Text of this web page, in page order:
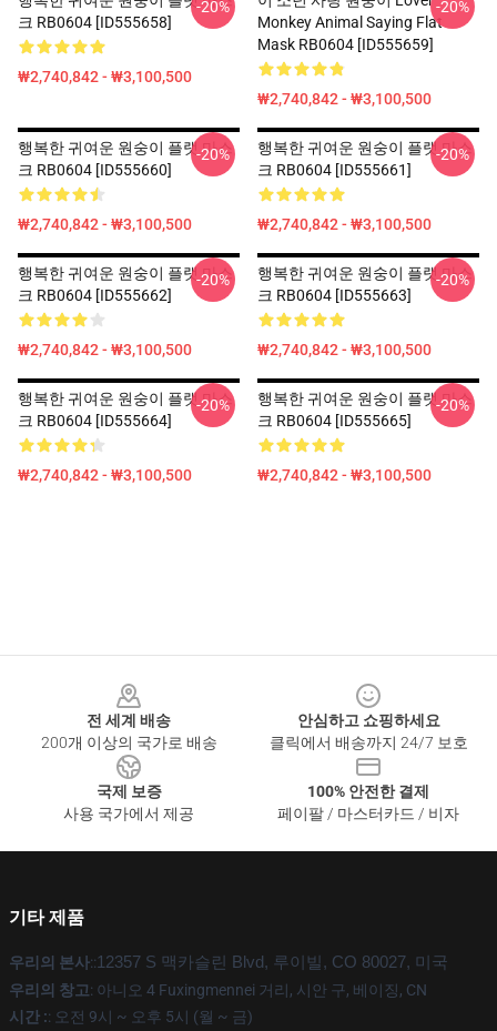
크 RB0604 [ID555658]
₩2,740,842 - ₩3,100,500
-20%
Monkey Animal Saying Flat
Mask RB0604 [ID555659]
₩2,740,842 - ₩3,100,500
-20%
행복한 귀여운 원숭이 플랫 마스
크 RB0604 [ID555660]
₩2,740,842 - ₩3,100,500
-20%
행복한 귀여운 원숭이 플랫 마스
크 RB0604 [ID555661]
₩2,740,842 - ₩3,100,500
-20%
행복한 귀여운 원숭이 플랫 마스
크 RB0604 [ID555662]
₩2,740,842 - ₩3,100,500
-20%
행복한 귀여운 원숭이 플랫 마스
크 RB0604 [ID555663]
₩2,740,842 - ₩3,100,500
-20%
행복한 귀여운 원숭이 플랫 마스
크 RB0604 [ID555664]
₩2,740,842 - ₩3,100,500
-20%
행복한 귀여운 원숭이 플랫 마스
크 RB0604 [ID555665]
₩2,740,842 - ₩3,100,500
-20%
전 세계 배송
200개 이상의 국가로 배송
안심하고 쇼핑하세요
클릭에서 배송까지 24/7 보호
국제 보증
사용 국가에서 제공
100% 안전한 결제
페이팔 / 마스터카드 / 비자
기타 제품
우리의 본사::12357 S 맥카슬린 Blvd, 루이빌, CO 80027, 미국
우리의 창고: 아니오 4 Fuxingmennei 거리, 시안 구, 베이징, CN
시간 :: 오전 9시 ~ 오후 5시 (월 ~ 금)